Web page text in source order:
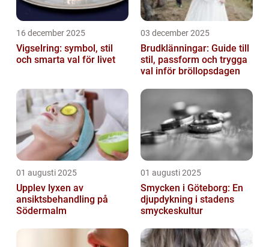
16 december 2025
Vigselring: symbol, stil
och smarta val för livet
03 december 2025
Brudklänningar: Guide till
stil, passform och trygga
val inför bröllopsdagen
01 augusti 2025
Upplev lyxen av
ansiktsbehandling på
Södermalm
01 augusti 2025
Smycken i Göteborg: En
djupdykning i stadens
smyckeskultur